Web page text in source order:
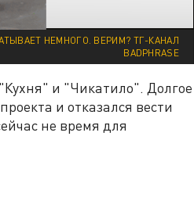
НЕМНОГО. ВЕРИМ? ТГ-КАНАЛ
BADPHRASE
и "Чикатило". Долгое
и отказался вести
не время для